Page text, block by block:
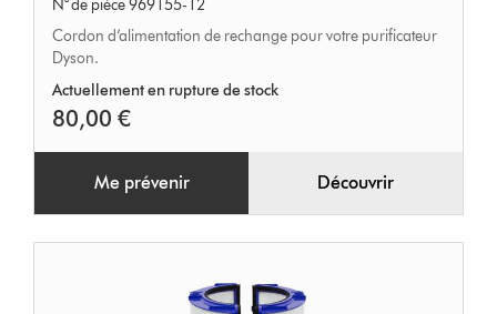
N° de pièce 969155-12
Cordon d’alimentation de rechange pour votre purificateur
Dyson.
Actuellement en rupture de stock
80,00 €
Me prévenir Découvrir